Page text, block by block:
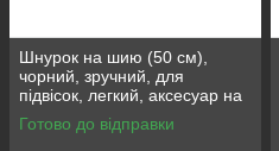
Шнурок на шию (50 см),
чорний, зручний, для
підвісок, легкий, аксесуар на
кожен день
Готово до відправки